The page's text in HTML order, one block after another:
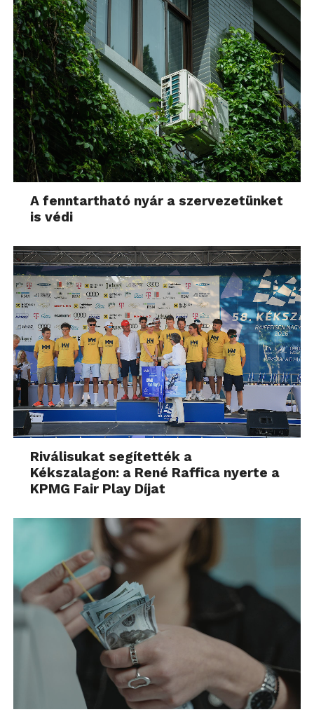
A fenntartható nyár a szervezetünket
is védi
Riválisukat segítették a
Kékszalagon: a René Raffica nyerte a
KPMG Fair Play Díjat